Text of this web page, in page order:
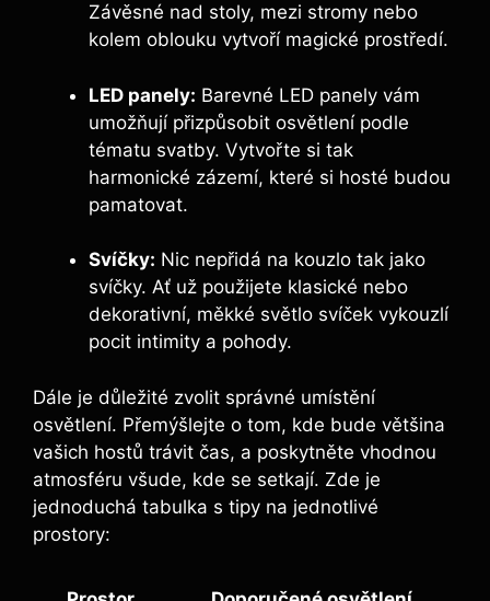
Závěsné ⁣nad stoly, mezi ‌stromy nebo
kolem oblouku ​vytvoří magické prostředí.
LED panely: Barevné LED panely ⁤vám
umožňují přizpůsobit osvětlení podle
tématu⁤ svatby. Vytvořte si ​tak
harmonické zázemí, které si ⁣hosté budou⁢
pamatovat.
Svíčky: Nic nepřidá na kouzlo tak jako
svíčky.‌ Ať ⁢už použijete klasické nebo⁣
dekorativní, měkké světlo svíček vykouzlí
pocit intimity a pohody.
Dále ⁢je důležité zvolit správné​ umístění⁤
osvětlení. Přemýšlejte o⁢ tom, ⁢kde‍ bude⁣ většina
vašich hostů trávit čas, a poskytněte ⁢vhodnou
atmosféru všude, kde se setkají. Zde je
jednoduchá tabulka s tipy na jednotlivé‍
prostory: